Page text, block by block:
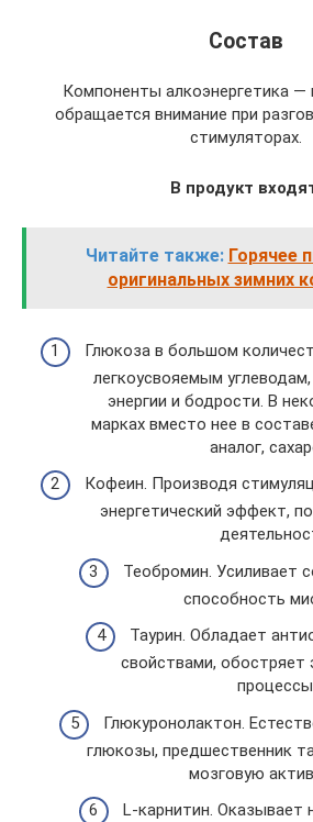
Состав
Компоненты алкоэнергетика —
обращается внимание при
стимуляторах.
В продукт
Читайте также: Горячее
оригинальных зимних
Глюкоза в большом
легкоусвояемым
энергии и бодрости. В
марках вместо нее в
аналог,
Кофеин. Производя
энергетический эффект,
Теобромин. Усиливает
способность
Таурин. Обладает
свойствами, обостряет
Глюкуронолактон.
глюкозы, предшественник
мозговую
L-карнитин. Оказывает